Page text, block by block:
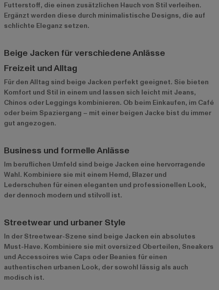
Futterstoff, die einen zusätzlichen Hauch von Stil verleihen.
Ergänzt werden diese durch minimalistische Designs, die auf
schlichte Eleganz setzen.
Beige Jacken für verschiedene Anlässe
Freizeit und Alltag
Für den Alltag sind beige Jacken perfekt geeignet. Sie bieten
Komfort und Stil in einem und lassen sich leicht mit Jeans,
Chinos oder Leggings kombinieren. Ob beim Einkaufen, im Café
oder beim Spaziergang – mit einer beigen Jacke bist du immer
gut angezogen.
Business und formelle Anlässe
Im beruflichen Umfeld sind beige Jacken eine hervorragende
Wahl. Kombiniere sie mit einem Hemd, Blazer und
Lederschuhen für einen eleganten und professionellen Look,
der dennoch modern und stilvoll ist.
Streetwear und urbaner Style
In der Streetwear-Szene sind beige Jacken ein absolutes
Must-Have. Kombiniere sie mit oversized Oberteilen, Sneakers
und Accessoires wie Caps oder Beanies für einen
authentischen urbanen Look, der sowohl lässig als auch
modisch ist.